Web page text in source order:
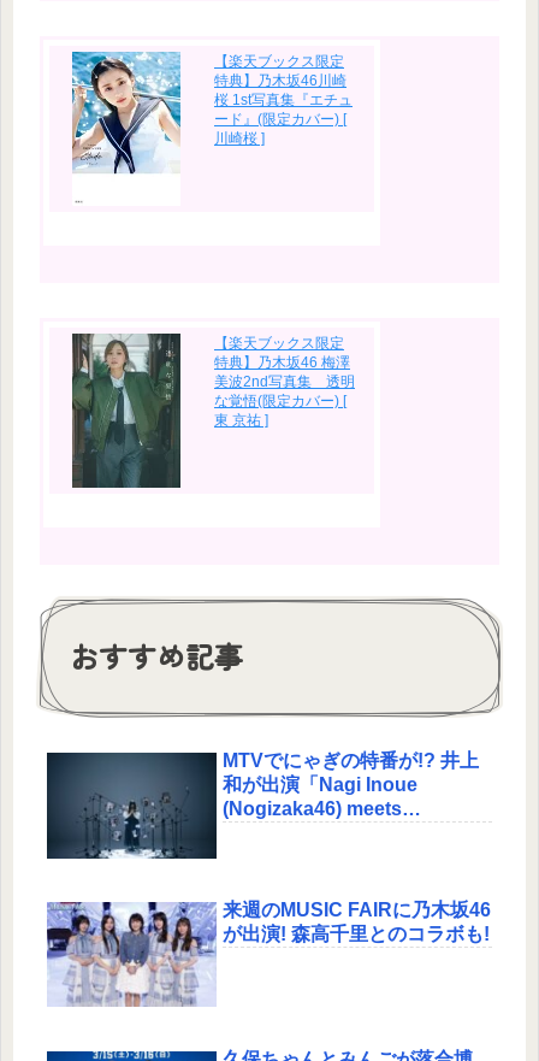
【楽天ブックス限定
特典】乃木坂46川崎
桜 1st写真集『エチュ
ード』(限定カバー) [
川崎桜 ]
【楽天ブックス限定
特典】乃木坂46 梅澤
美波2nd写真集 透明
な覚悟(限定カバー) [
東 京祐 ]
おすすめ記事
MTVでにゃぎの特番が!? 井上
和が出演「Nagi Inoue
(Nogizaka46) meets
来週のMUSIC FAIRに乃木坂46
が出演! 森高千里とのコラボも!